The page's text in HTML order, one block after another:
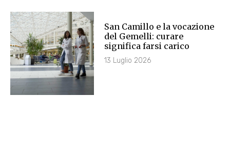
San Camillo e la vocazione
del Gemelli: curare
significa farsi carico
13 Luglio 2026